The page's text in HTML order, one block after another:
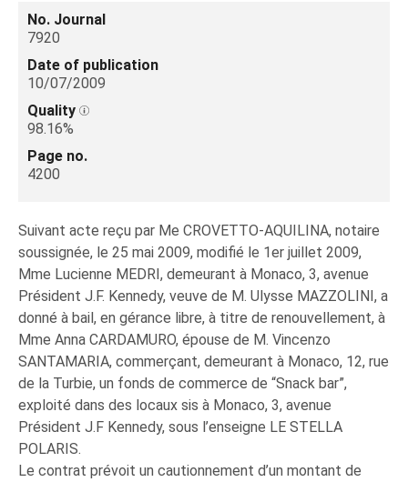
No. Journal
7920
Date of publication
10/07/2009
Quality
98.16%
Page no.
4200
Suivant acte reçu par Me CROVETTO-AQUILINA, notaire
soussignée, le 25 mai 2009, modifié le 1er juillet 2009,
Mme Lucienne MEDRI, demeurant à Monaco, 3, avenue
Président J.F. Kennedy, veuve de M. Ulysse MAZZOLINI, a
donné à bail, en gérance libre, à titre de renouvellement, à
Mme Anna CARDAMURO, épouse de M. Vincenzo
SANTAMARIA, commerçant, demeurant à Monaco, 12, rue
de la Turbie, un fonds de commerce de “Snack bar”,
exploité dans des locaux sis à Monaco, 3, avenue
Président J.F Kennedy, sous l’enseigne LE STELLA
POLARIS.
Le contrat prévoit un cautionnement d’un montant de